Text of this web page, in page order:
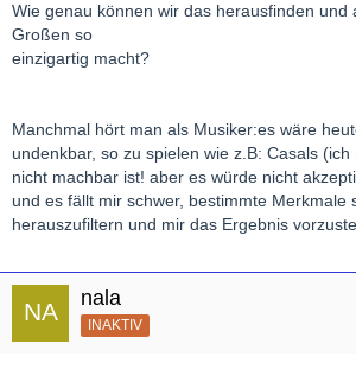
Wie genau können wir das herausfinden und
Großen so
einzigartig macht?
Manchmal hört man als Musiker:es wäre
undenkbar, so zu spielen wie z.B: Casals
nicht machbar ist! aber es würde nicht
und es fällt mir schwer, bestimmte Merkmale
herauszufiltern und mir das Ergebnis
nala
INAKTIV